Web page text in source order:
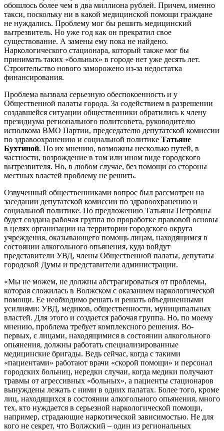
обошлось более чем в два миллиона рублей. Причем, именно
такси, поскольку ни в какой медицинской помощи граждане
не нуждались. Проблему мог бы решить медицинский
вытрезвитель. Но уже год как он прекратил свое
существование. А замены ему пока не найдено.
Наркологического стационара, который также мог бы
принимать таких «больных» в городе нет уже десять лет.
Строительство нового заморожено из-за недостатка
финансирования.
Проблема вызвала серьезную обеспокоенность и у
Общественной палаты города. За содействием в разрешении
создавшейся ситуации общественники обратились к члену
президиума регионального политсовета, руководителю
исполкома ВМО Партии, председателю депутатской комиссии
по здравоохранению и социальной политике Татьяне
Бухтиной. По их мнению, возможны несколько путей, в
частности, возрождение в том или ином виде городского
вытрезвителя. Но, в любом случае, без помощи со стороны
местных властей проблему не решить.
Озвученный общественниками вопрос был рассмотрен на
заседании депутатской комиссии по здравоохранению и
социальной политике. По предложению Татьяны Петровны
будет создана рабочая группа по проработке правовой основы
в целях организации на территории городского округа
учреждения, оказывающего помощь лицам, находящимся в
состоянии алкогольного опьянения, куда войдут
представители УВД, члены Общественной палаты, депутаты
городской Думы и представители администрации.
«Мы не можем, не должны абстрагироваться от проблемы,
которая сложилась в Волжском с оказанием наркологической
помощи. Ее необходимо решать и решать объединенными
усилиями: УВД, медиков, общественности, муниципальных
властей. Для этого и создается рабочая группа. Но, по моему
мнению, проблема требует комплексного решения. Во-
первых, с лицами, находящимися в состоянии алкогольного
опьянения, должны работать специализированные
медицинские бригады. Ведь сейчас, когда с такими
«пациентами» работают врачи «скорой помощи» и персонал
городских больниц, нередки случаи, когда медики получают
травмы от агрессивных «больных», а пациенты стационаров
вынуждены лежать с ними в одних палатах. Более того, кроме
лиц, находящихся в состоянии алкогольного опьянения, много
тех, кто нуждается в серьезной наркологической помощи,
например, страдающие наркотической зависимостью. Не для
кого не секрет, что Волжский – один из региональных